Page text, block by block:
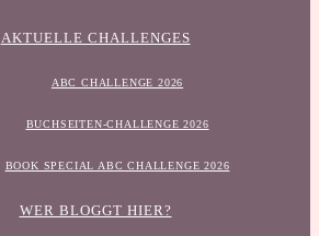
AKTUELLE CHALLENGES
ABC CHALLENGE 2026
BUCHSEITEN-CHALLENGE 2026
BOOK SPECIAL ABC CHALLENGE 2026
WER BLOGGT HIER?